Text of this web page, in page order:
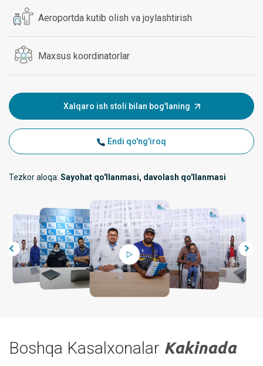
Aeroportda kutib olish va joylashtirish
Maxsus koordinatorlar
Xalqaro ish stoli bilan bog'laning
Endi qo'ng'iroq
Tezkor aloqa: Sayohat qo'llanmasi, davolash qo'llanmasi
Boshqa Kasalxonalar Kakinada